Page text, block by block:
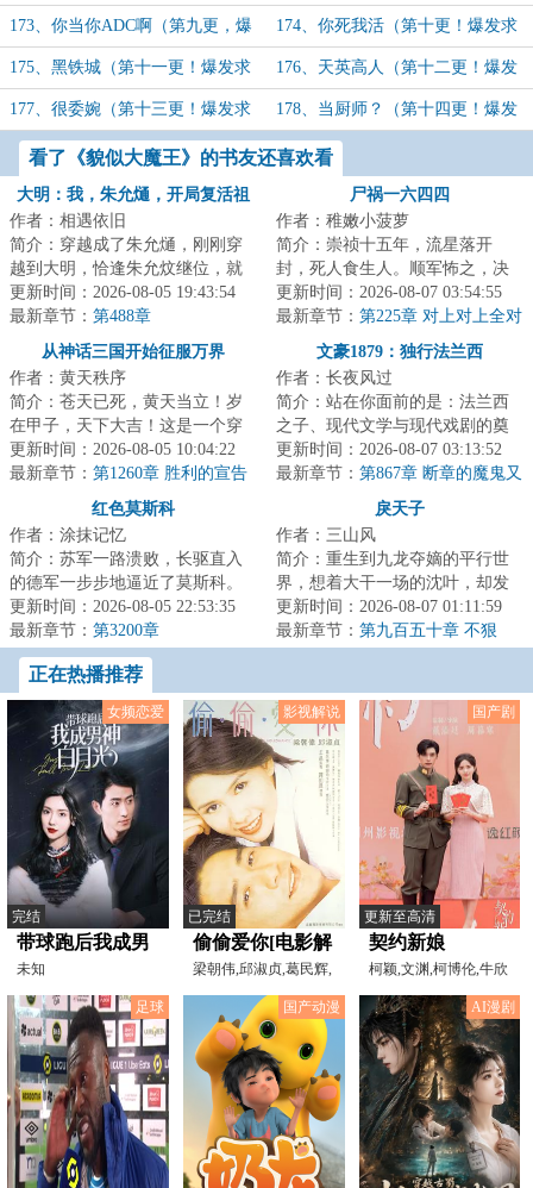
爆发求月票） 票）
173、你当你ADC啊（第九更，爆
发求月票）
174、你死我活（第十更！爆发求
月票，后面还有）
175、黑铁城（第十一更！爆发求
月票）
176、天英高人（第十二更！爆发
求月票！）
177、很委婉（第十三更！爆发求
月票）
178、当厨师？（第十四更！爆发
求月票）
看了《貌似大魔王》的书友还喜欢看
大明：我，朱允熥，开局复活祖
作者：相遇依旧
简介：穿越成了朱允熥，刚刚穿
越到大明，恰逢朱允炆继位，就
要拿自己开刀，三日后问斩；本
想做一个逍遥王...
更新时间：2026-08-05 19:43:54
最新章节： 第488章
尸祸一六四四
作者：稚嫩小菠萝
简介：崇祯十五年，流星落开
封，死人食生人。顺军怖之，决
马家口灌开封，而祸水横流。两
年后，岁的初二学...
更新时间：2026-08-07 03:54:55
最新章节： 第225章 对上对上全对
从神话三国开始征服万界
作者：黄天秩序
简介：苍天已死，黄天当立！岁
在甲子，天下大吉！这是一个穿
越者继承大贤良师传承，推翻腐
朽东汉帝国，建...
更新时间：2026-08-05 10:04:22
最新章节： 第1260章 胜利的宣告
文豪1879：独行法兰西
作者：长夜风过
简介：站在你面前的是：法兰西
之子、现代文学与现代戏剧的奠
基者、法兰西人文学院终生荣誉
院长、英国皇家...
更新时间：2026-08-07 03:13:52
最新章节： 第867章 断章的魔鬼又
红色莫斯科
作者：涂抹记忆
简介：苏军一路溃败，长驱直入
的德军一步步地逼近了莫斯科。
重生为红军下士米沙，首战莫斯
科，喋血斯大林...
更新时间：2026-08-05 22:53:35
最新章节： 第3200章
戾天子
作者：三山风
简介：重生到九龙夺嫡的平行世
界，想着大干一场的沈叶，却发
现自己竟然成了被群起而攻之的
太子。知道太子...
更新时间：2026-08-07 01:11:59
最新章节： 第九百五十章 不狠
正在热播推荐
女频恋爱
完结
带球跑后我成男
神白月光
未知
影视解说
已完结
偷偷爱你[电影解
说]
梁朝伟,邱淑贞,葛民辉,
刘锦玲,乔宏,邓兆尊,
国产剧
更新至高清
契约新娘
柯颖,文渊,柯博伦,牛欣
欣,明悦,严丰
足球
国产动漫 AI漫剧